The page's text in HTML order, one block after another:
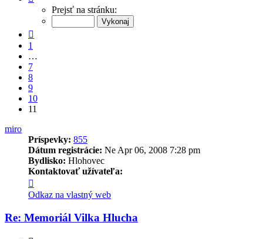
Prejsť na stránku:
1
…
7
8
9
10
11
miro
Príspevky: 855
Dátum registrácie: Ne Apr 06, 2008 7:28 pm
Bydlisko: Hlohovec
Kontaktovať užívateľa:
informácie
užívateľa
-
miro
Odkaz na vlastný web
Re: Memoriál Vilka Hlucha